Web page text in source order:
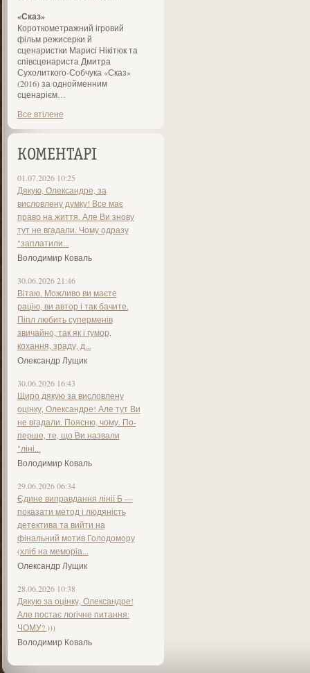
«Сказ»
Короткометражний ігровий
фільм режисерки й
сценаристки Марисі Нікітюк та
співсценариста Дмитра
Сухолиткого-Собчука «Сказ»
(2016) за однойменним
сценарієм…
Все втілене
КОМЕНТАРІ
01.07.2026 10:25
Дякую, Олександре, за
висловлену думку! Все має
право на життя. Але Ви знову
тут не вгадали. Чому одразу
"заплатили...
Володимир Коваль
30.06.2026 21:46
Вітаю. Можливо ви маєте
рацію, ви автор і так бачите.
Піпл любить суперменів
звичайно, так як і гумор,
кохання, зраду, д...
Олександр Лущик
30.06.2026 16:43
Щиро дякую за висловлену
оцінку, Олександре! Але тут Ви
не вгадали. Поясню, чому. По-
перше, те, що Ви назвали
"ліні...
Володимир Коваль
29.06.2026 06:34
Єдине виправдання лінії Б —
показати метод і людяність
детектива та вийти на
фінальний мотив Голодомору
(хліб на меморіа...
Олександр Лущик
28.06.2026 10:38
Дякую за оцінку, Олександре!
Але постає логічне питання:
ЧОМУ? )))
Володимир Коваль